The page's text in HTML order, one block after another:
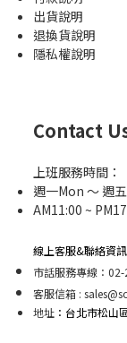
出貨說明
退換貨說明
隱私權說明
Contact
上班服務時間：
週一Mon ～ 週
AM11:00 ~
線上客服&聯絡資訊
市話服務專線：
客服信箱 :
地址 ：台北市松山